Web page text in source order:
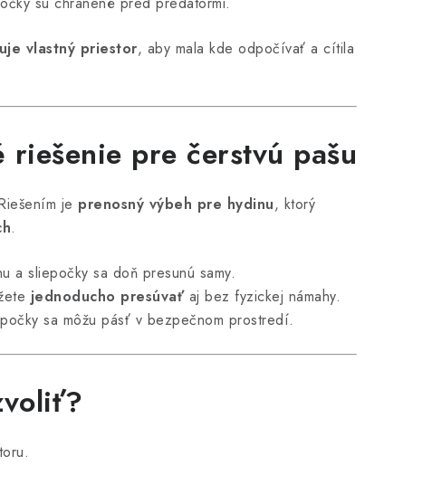
vlastný priestor, aby mala kde odpočívať a cítila
pre čerstvú pašu
je prenosný výbeh pre hydinu, ktorý
.
a sliepočky sa doň presunú samy.
jednoducho presúvaťaj bez fyzickej námahy.
sa môžu pásť v bezpečnom prostredí.